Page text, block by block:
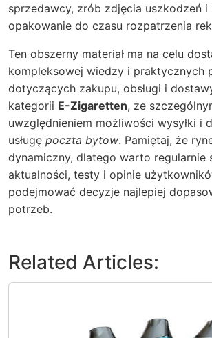
sprzedawcy, zrób zdjęcia uszkodzeń i
opakowanie do czasu rozpatrzenia
Ten obszerny materiał ma na celu
kompleksowej wiedzy i praktycznych
dotyczących zakupu, obsługi i
kategorii E-Zigaretten, ze
uwzględnieniem możliwości wysyłki i
usługę poczta bytow. Pamiętaj, że
dynamiczny, dlatego warto regularnie
aktualności, testy i opinie
podejmować decyzje najlepiej
potrzeb.
Related Articles: